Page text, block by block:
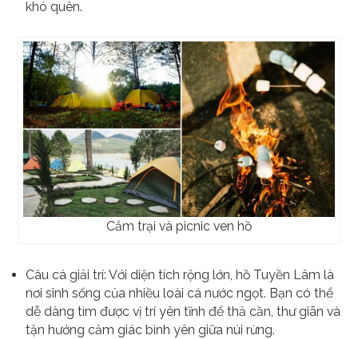
khó quên.
Cắm trại và picnic ven hồ
Câu cá giải trí: Với diện tích rộng lớn, hồ Tuyền Lâm là
nơi sinh sống của nhiều loài cá nước ngọt. Bạn có thể
dễ dàng tìm được vị trí yên tĩnh để thả cần, thư giãn và
tận hưởng cảm giác bình yên giữa núi rừng.